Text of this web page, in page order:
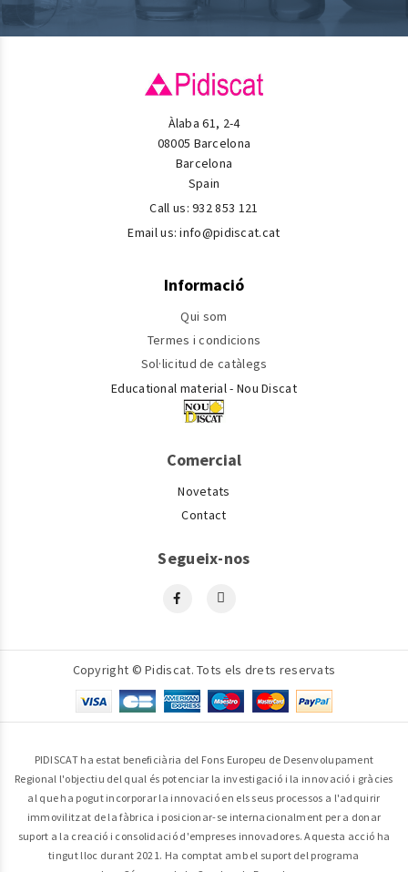
Àlaba 61, 2-4
08005 Barcelona
Barcelona
Spain
Call us:932 853 121
Email us:info@pidiscat.cat
Informació
Qui som
Termes i condicions
Sol·licitud de catàlegs
Educational material - Nou Discat
Comercial
Novetats
Contact
Segueix-nos
Copyright © Pidiscat. Tots els drets reservats
PIDISCAT ha estat beneficiària del Fons Europeu de Desenvolupament
Regional l'objectiu del qual és potenciar la investigació i la innovació i gràcies
al que ha pogut incorporar la innovació en els seus processos a l'adquirir
immovilitzat de la fàbrica i posicionar-se internacionalment per a donar
suport a la creació i consolidació d'empreses innovadores. Aquesta acció ha
tingut lloc durant 2021. Ha comptat amb el suport del programa